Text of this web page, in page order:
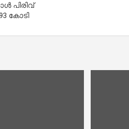
പിരിവ്
കോടി